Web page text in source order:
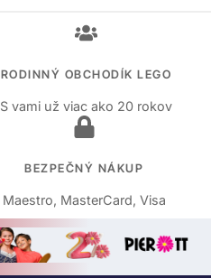
RODINNÝ OBCHODÍK LEGO
S vami už viac ako 20 rokov
BEZPEČNÝ NÁKUP
Maestro, MasterCard, Visa